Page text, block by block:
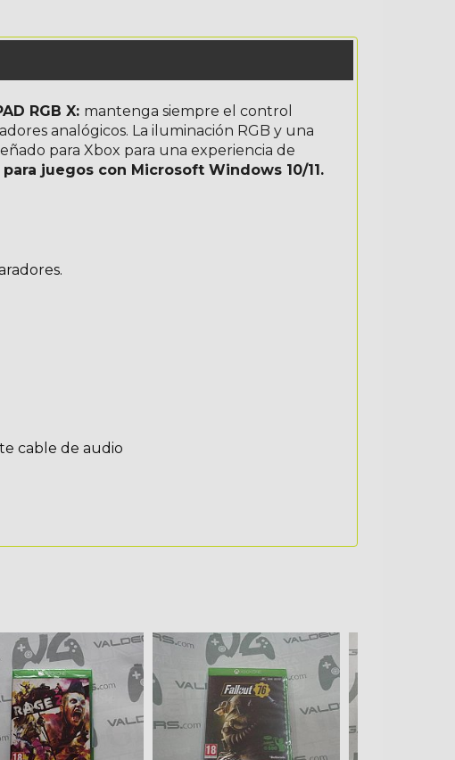
RGB X: mantenga siempre el control
analógicos. La iluminación RGB y una
para Xbox para una experiencia de
juegos con Microsoft Windows 10/11.
cable de audio